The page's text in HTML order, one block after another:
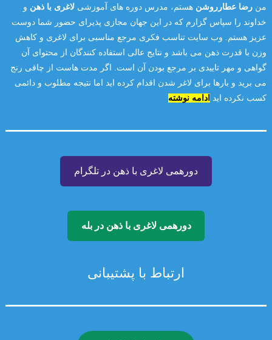
من رضا عطارروشن هستم، مدرس دوره های آموزشی لاغری با ذهن و
خداوند را سپاس گزارم که در این جهان مجازی پذیرای حضور شما دوست
عزیز هستم. وب سایت تناسب فکری مرجع مناسبی برای لاغری و کاهش
وزن با قدرت ذهن می باشد و نتایج عالی استفاده کنندگان از محتوای آن
گواهی و مهر تاییدی بر مرجع بودن آن است. اگر مدت هاست از چاقی رنج
می برید و بارها برای لاغر شدن اقدام کرده اید اما نتیجه مطلوب و دائمی
کسب نکرده اید
ادامه نوشته
دورهمی لاغری با ذهن در تلگرام
دورهمی لاغری با ذهن در بله
ارتباط با پشتیبانی